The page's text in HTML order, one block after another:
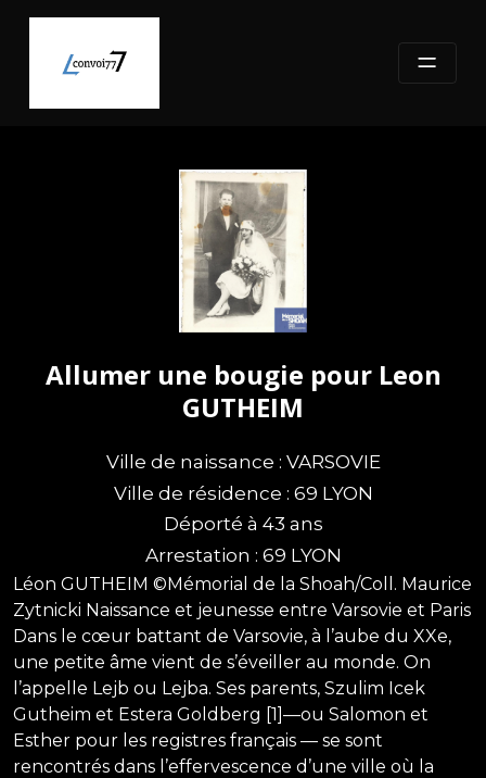
content
Allumer une bougie pour Leon
GUTHEIM
Ville de naissance : VARSOVIE
Ville de résidence : 69 LYON
Déporté à 43 ans
Arrestation : 69 LYON
Léon GUTHEIM ©Mémorial de la Shoah/Coll. Maurice
Zytnicki Naissance et jeunesse entre Varsovie et Paris
Dans le cœur battant de Varsovie, à l’aube du XXe,
une petite âme vient de s’éveiller au monde. On
l’appelle Lejb ou Lejba. Ses parents, Szulim Icek
Gutheim et Estera Goldberg [1]—ou Salomon et
Esther pour les registres français — se sont
rencontrés dans l’effervescence d’une ville où la